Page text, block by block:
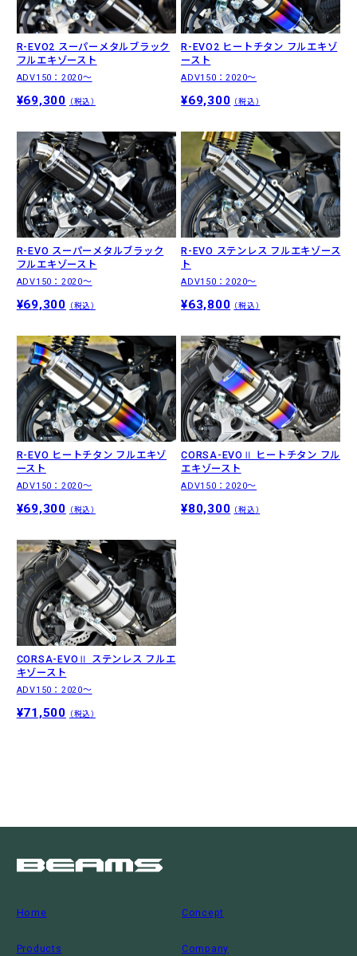
R-EVO2 スーパーメタルブラック
フルエキゾースト
ADV150：2020〜
¥69,300 （税込）
R-EVO2 ヒートチタン フルエキゾ
ースト
ADV150：2020〜
¥69,300 （税込）
R-EVO スーパーメタルブラック
フルエキゾースト
ADV150：2020〜
¥69,300 （税込）
R-EVO ステンレス フルエキゾース
ト
ADV150：2020〜
¥63,800 （税込）
R-EVO ヒートチタン フルエキゾ
ースト
ADV150：2020〜
¥69,300 （税込）
CORSA-EVOⅡ ヒートチタン フル
エキゾースト
ADV150：2020〜
¥80,300 （税込）
CORSA-EVOⅡ ステンレス フルエ
キゾースト
ADV150：2020〜
¥71,500 （税込）
Home Concept
Products Company